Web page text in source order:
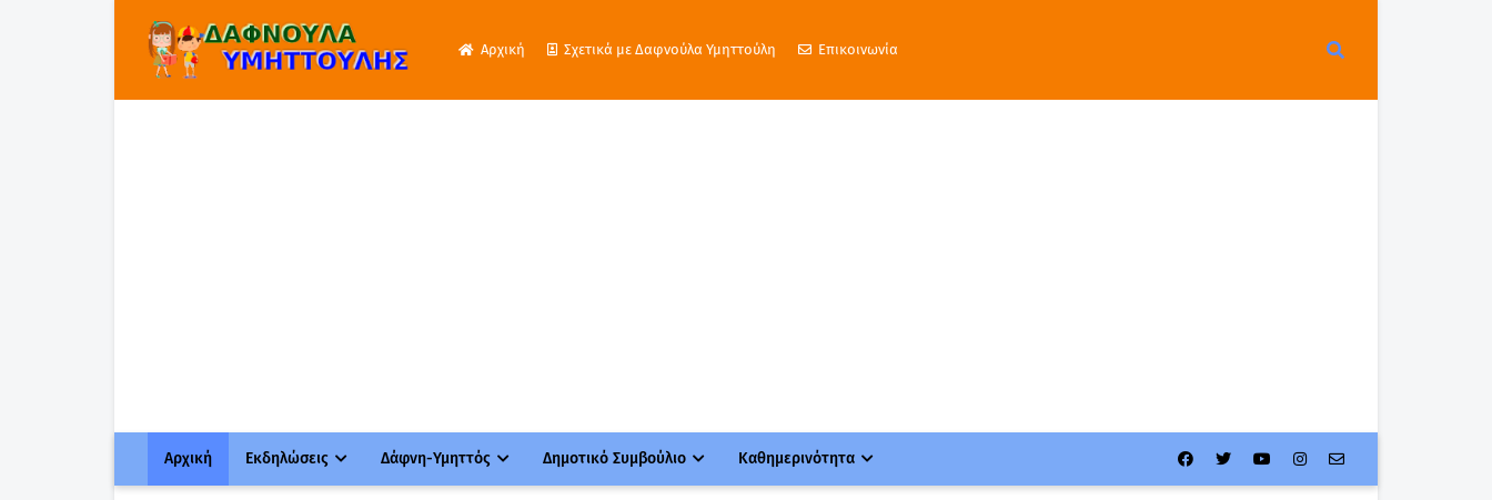
Αρχική Σχετικά με Δαφνούλα Υμηττούλη Επικοινωνία
Αρχική Εκδηλώσεις Δάφνη-Υμηττός Δημοτικό Συμβούλιο Καθημερινότητα